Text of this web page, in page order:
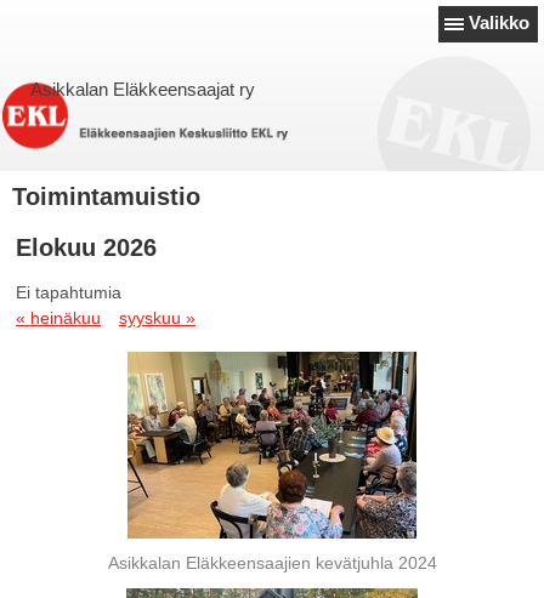
Valikko
Asikkalan Eläkkeensaajat ry
Toimintamuistio
Elokuu 2026
Ei tapahtumia
« heinäkuu
syyskuu »
Asikkalan Eläkkeensaajien kevätjuhla 2024